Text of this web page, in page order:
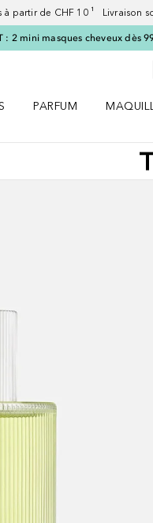
partir de CHF 10 ¹ Livraison
: 2 mini masques cheveux dès
PARFUM